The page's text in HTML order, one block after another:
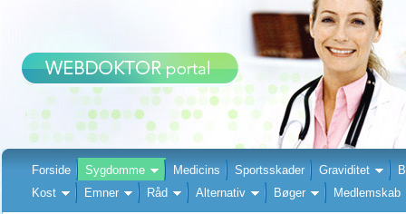
Forside Sygdomme Medicins Sportsskader Graviditet
Kost
Emner Råd Alternativ Bøger Medlemskab